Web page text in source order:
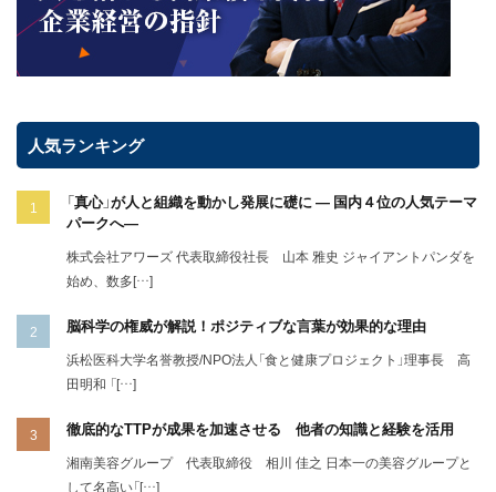
人気ランキング
「真心」が人と組織を動かし発展に礎に ― 国内４位の人気テーマ
パークへ―
株式会社アワーズ 代表取締役社長 山本 雅史 ジャイアントパンダを
始め、数多[…]
脳科学の権威が解説！ポジティブな言葉が効果的な理由
浜松医科大学名誉教授/NPO法人「食と健康プロジェクト」理事長 高
田明和 「[…]
徹底的なTTPが成果を加速させる 他者の知識と経験を活用
湘南美容グループ 代表取締役 相川 佳之 日本一の美容グループと
して名高い「[…]